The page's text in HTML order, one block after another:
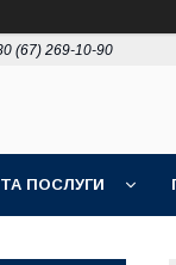
(67) 269-10-90
ПОСЛУГИ